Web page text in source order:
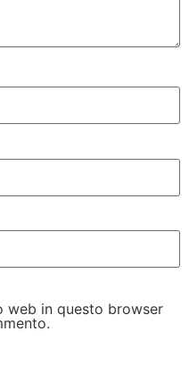
web in questo browser